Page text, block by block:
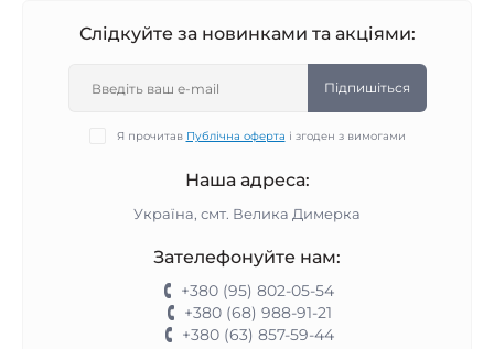
Слідкуйте за новинками та акціями:
Підпишіться
Я прочитав Публічна оферта і згоден з вимогами
Наша адреса:
Україна, смт. Велика Димерка
Зателефонуйте нам:
+380 (95) 802-05-54
+380 (68) 988-91-21
+380 (63) 857-59-44